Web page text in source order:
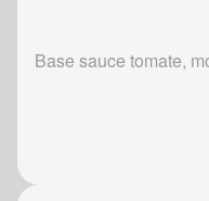
Base sauce tomate,